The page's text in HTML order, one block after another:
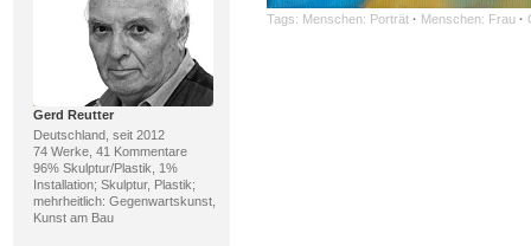
Gerd Reutter
Deutschland, seit 2012
74 Werke, 41 Kommentare
96% Skulptur/Plastik, 1%
Installation; Skulptur, Plastik;
mehrheitlich: Gegenwartskunst,
Kunst am Bau
Tags: Menschen: Porträt · Menschen: Frau ·